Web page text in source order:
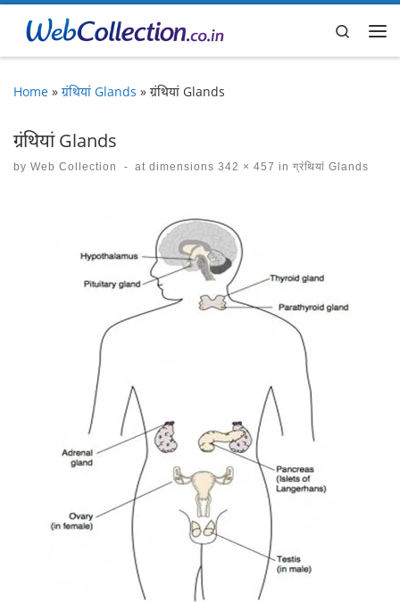
Skip to content
Search
Home » ग्रंथियां Glands » ग्रंथियां Glands
ग्रंथियां Glands
by Web Collection - at dimensions 342 × 457 in ग्रंथियां Glands